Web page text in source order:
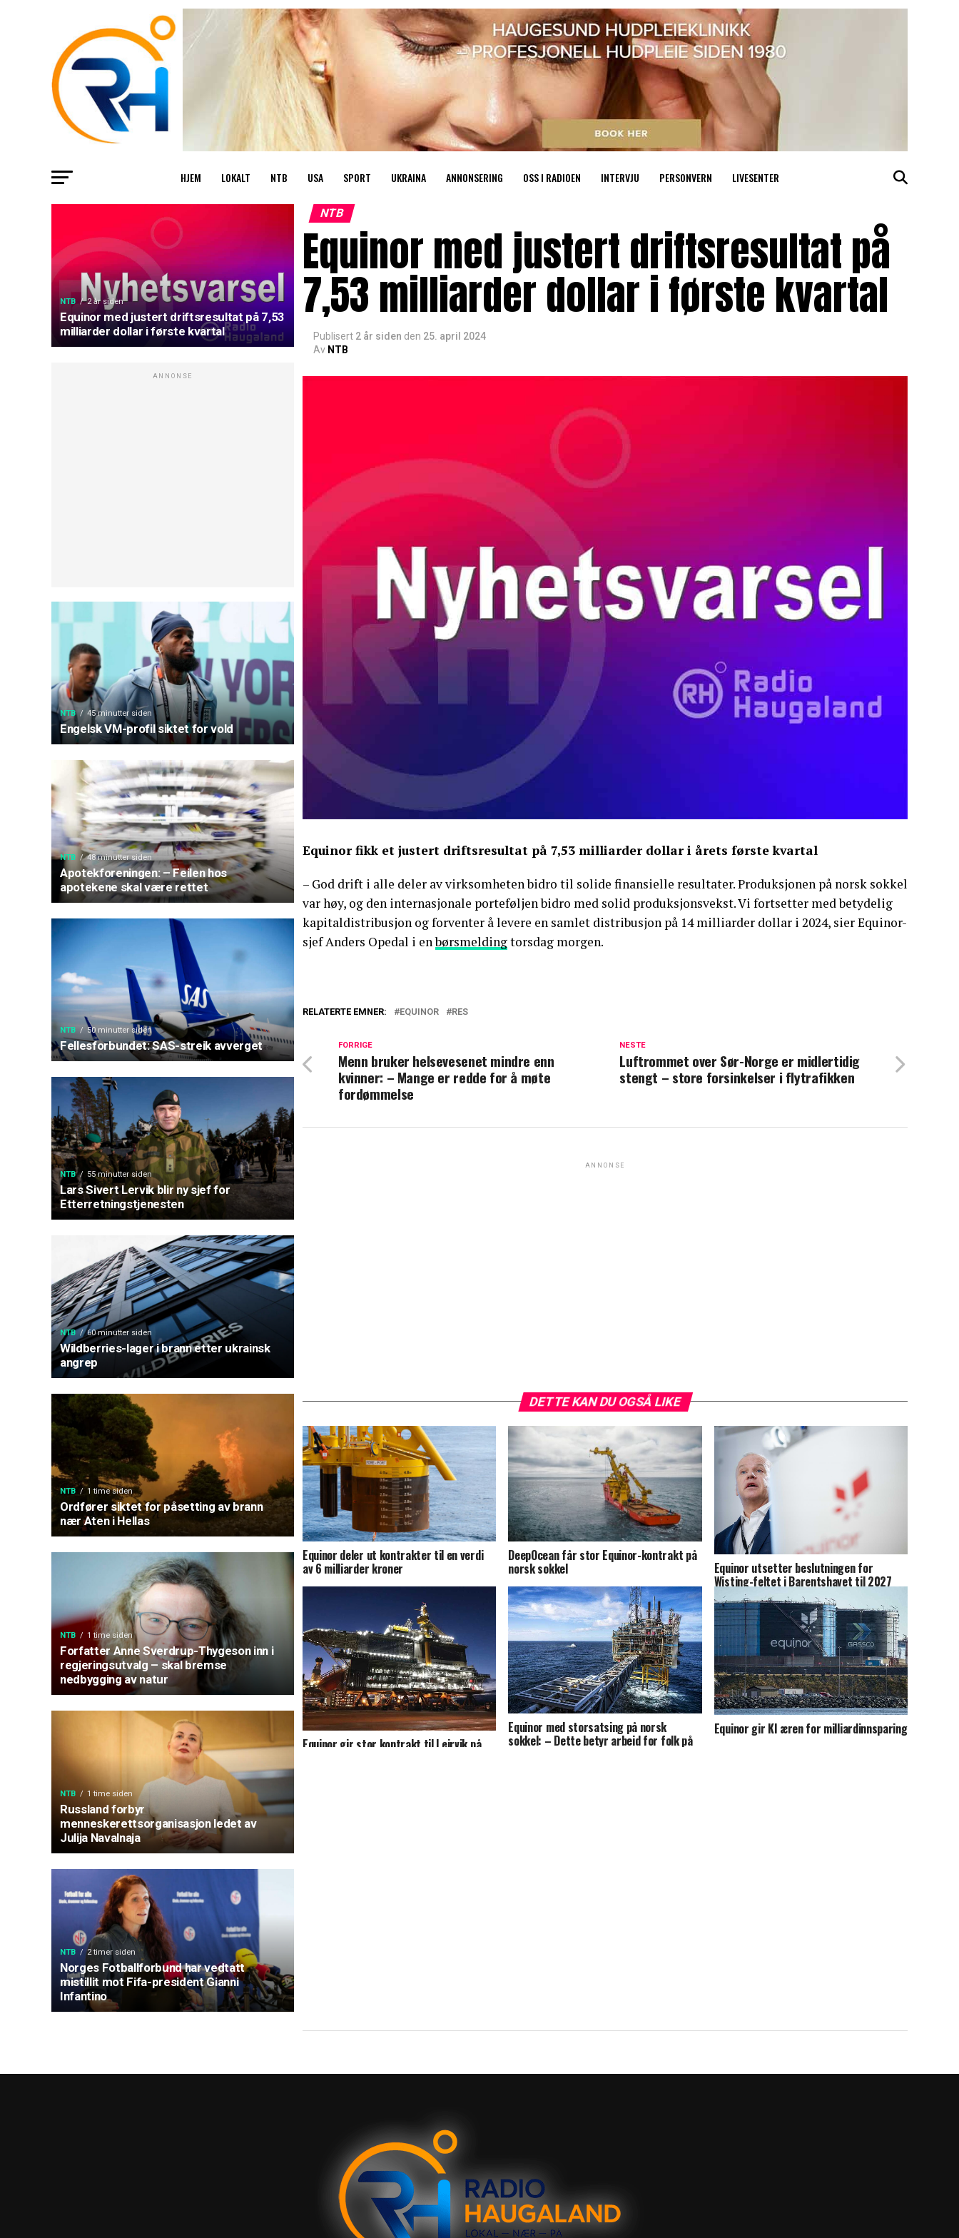
HJEM LOKALT NTB USA SPORT UKRAINA ANNONSERING OSS I RADIOEN INTERVJU PERSONVERN LIVESENTER
NTB 2 år siden
Equinor med justert driftsresultat på 7,53
milliarder dollar i første kvartal
ANNONSE
NTB 45 minutter siden
Engelsk VM-profil siktet for vold
NTB 48 minutter siden
Apotekforeningen: – Feilen hos
apotekene skal være rettet
NTB 50 minutter siden
Fellesforbundet: SAS-streik avverget
NTB 55 minutter siden
Lars Sivert Lervik blir ny sjef for
Etterretningstjenesten
NTB 60 minutter siden
Wildberries-lager i brann etter ukrainsk
angrep
NTB 1 time siden
Ordfører siktet for påsetting av brann
nær Aten i Hellas
NTB 1 time siden
Forfatter Anne Sverdrup-Thygeson inn i
regjeringsutvalg – skal bremse
nedbygging av natur
NTB 1 time siden
Russland forbyr
menneskerettsorganisasjon ledet av
Julija Navalnaja
NTB 2 timer siden
Norges Fotballforbund har vedtatt
mistillit mot Fifa-president Gianni
Infantino
NTB
Equinor med justert driftsresultat på
7,53 milliarder dollar i første kvartal
Publisert 2 år siden den 25. april 2024
Av NTB
Equinor fikk et justert driftsresultat på 7,53 milliarder dollar i årets første kvartal
– God drift i alle deler av virksomheten bidro til solide finansielle resultater. Produksjonen på norsk sokkel
var høy, og den internasjonale porteføljen bidro med solid produksjonsvekst. Vi fortsetter med betydelig
kapitaldistribusjon og forventer å levere en samlet distribusjon på 14 milliarder dollar i 2024, sier Equinor-
sjef Anders Opedal i enbørsmeldingtorsdag morgen.
RELATERTE EMNER: EQUINOR RES
NESTE
Luftrommet over Sør-Norge er midlertidig
stengt – store forsinkelser i flytrafikken
FORRIGE
Menn bruker helsevesenet mindre enn
kvinner: – Mange er redde for å møte
fordømmelse
ANNONSE
DETTE KAN DU OGSÅ LIKE
Equinor deler ut kontrakter til en verdi
av 6 milliarder kroner
DeepOcean får stor Equinor-kontrakt på
norsk sokkel Equinor utsetter beslutningen for
Wisting-feltet i Barentshavet til 2027
Equinor gir stor kontrakt til Leirvik på
Equinor med storsatsing på norsk
sokkel: – Dette betyr arbeid for folk på
Equinor gir KI æren for milliardinnsparing